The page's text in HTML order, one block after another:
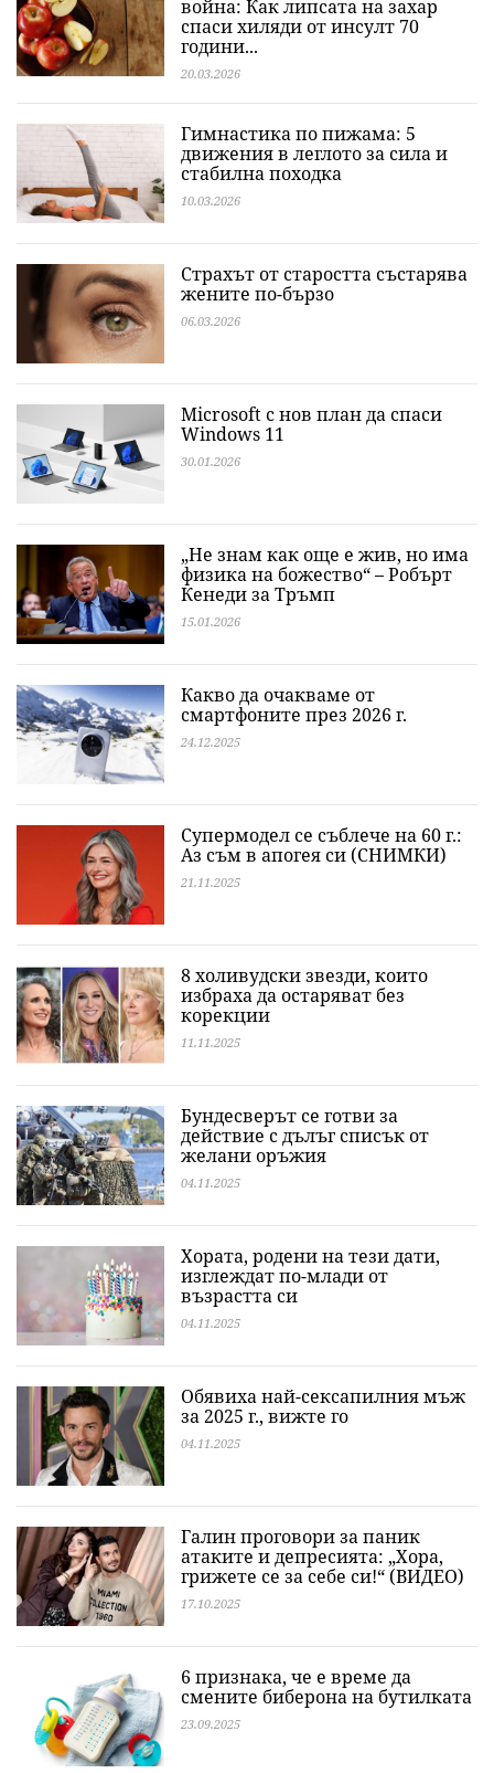
война: Как липсата на захар
спаси хиляди от инсулт 70
години...
20.03.2026
Гимнастика по пижама: 5
движения в леглото за сила и
стабилна походка
10.03.2026
Страхът от старостта състарява
жените по-бързо
06.03.2026
Microsoft с нов план да спаси
Windows 11
30.01.2026
„Не знам как още е жив, но има
физика на божество“ – Робърт
Кенеди за Тръмп
15.01.2026
Какво да очакваме от
смартфоните през 2026 г.
24.12.2025
Супермодел се съблече на 60 г.:
Аз съм в апогея си (СНИМКИ)
21.11.2025
8 холивудски звезди, които
избраха да остаряват без
корекции
11.11.2025
Бундесверът се готви за
действие с дълъг списък от
желани оръжия
04.11.2025
Хората, родени на тези дати,
изглеждат по-млади от
възрастта си
04.11.2025
Обявиха най-сексапилния мъж
за 2025 г., вижте го
04.11.2025
Галин проговори за паник
атаките и депресията: „Хора,
грижете се за себе си!“ (ВИДЕО)
17.10.2025
6 признака, че е време да
смените биберона на бутилката
23.09.2025